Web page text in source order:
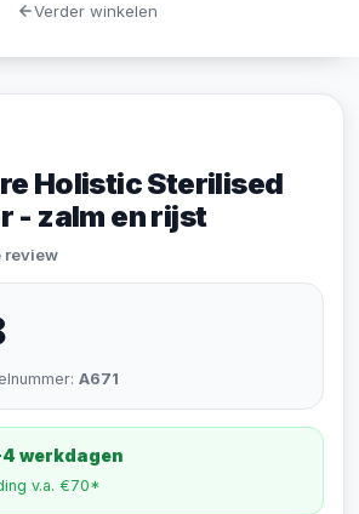
Holistic Sterilised
- zalm en rijst
review
A671
werkdagen
v.a. €70*
Verder winkelen